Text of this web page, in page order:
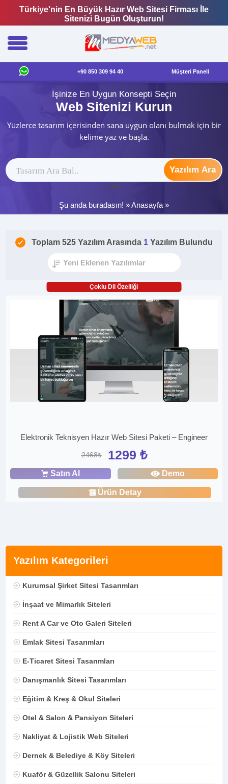
Türkiye'nin En Büyük Hazır Web Sitesi Firması İle
Sitenizi Bugün Oluşturun!
+90 850 309 94 40 Müşteri Paneli
İşinize En Uygun Konsepti Seçin
Web Sitenizi Kurun
Yüzlerce tasarım içerisinden sana uygun olanı bulmak için bir
kelime yaz ve başla.
Yazılım Ara
ytag
Şu anda buradasın! »Anasayfa »
Yazılım Kategorileri
Kurumsal Şirket Sitesi Tasarımları
İnşaat ve Mimarlık Siteleri
Rent A Car ve Oto Galeri Siteleri
Emlak Sitesi Tasarımları
E-Ticaret Sitesi Tasarımları
Danışmanlık Sitesi Tasarımları
Eğitim & Kreş & Okul Siteleri
Otel & Salon & Pansiyon Siteleri
Nakliyat & Lojistik Web Siteleri
Dernek & Belediye & Köy Siteleri
Kuaför & Güzellik Salonu Siteleri
Toplam 525 Yazılım Arasında 1 Yazılım Bulundu
Çoklu Dil Özelliği
Elektronik Teknisyen Hazır Web Sitesi Paketi – Engineer
2468₺ 1299 ₺
Satın Al Demo
Ürün Detay